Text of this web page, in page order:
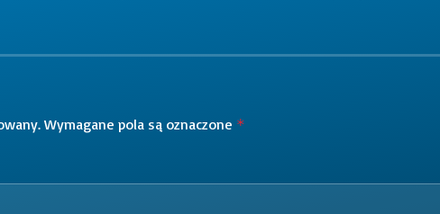
Wymagane pola są oznaczone *